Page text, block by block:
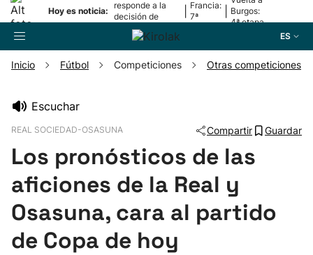
Hoy es noticia:
responde a la
decisión de
Oriamendi
Francia:
7ª
Burgos:
4ª etapa
ES
Pelota
Remo
Inicio Fútbol Competiciones Otras competiciones
Escuchar
REAL SOCIEDAD-OSASUNA Compartir Guardar
Los pronósticos de las
aficiones de la Real y
Osasuna, cara al partido
de Copa de hoy